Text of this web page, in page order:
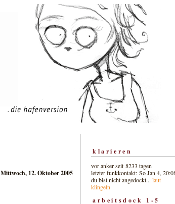
Mittwoch, 12. Oktober 2005
klarieren
vor anker seit 8233 tagen
letzter funkkontakt: So Jan 4,
du bist nicht angedockt... laut
klingeln
arbeitsdock 1-5